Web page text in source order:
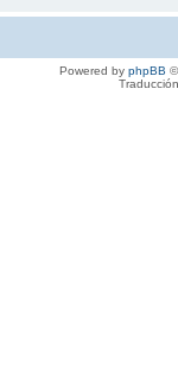
Powered by phpBB